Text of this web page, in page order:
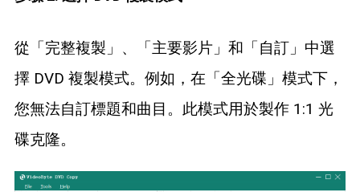
從「完整複製」、「主要影片」和「自訂」中選
擇 DVD 複製模式。例如，在「全光碟」模式下，
您無法自訂標題和曲目。此模式用於製作 1:1 光
碟克隆。